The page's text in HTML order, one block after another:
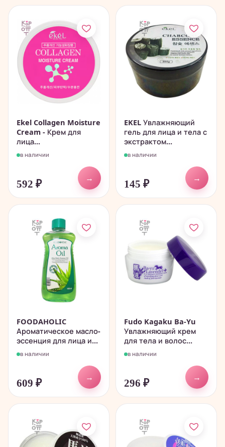
Ekel Collagen Moisture
Cream - Крем для
лица...
в наличии
592 ₽
→
EKEL Увлажняющий
гель для лица и тела с
экстрактом...
в наличии
145 ₽
→
FOODAHOLIC
Ароматическое масло-
эссенция для лица и...
в наличии
609 ₽
→
Fudo Kagaku Ba-Yu
Увлажняющий крем
для тела и волос...
в наличии
296 ₽
→